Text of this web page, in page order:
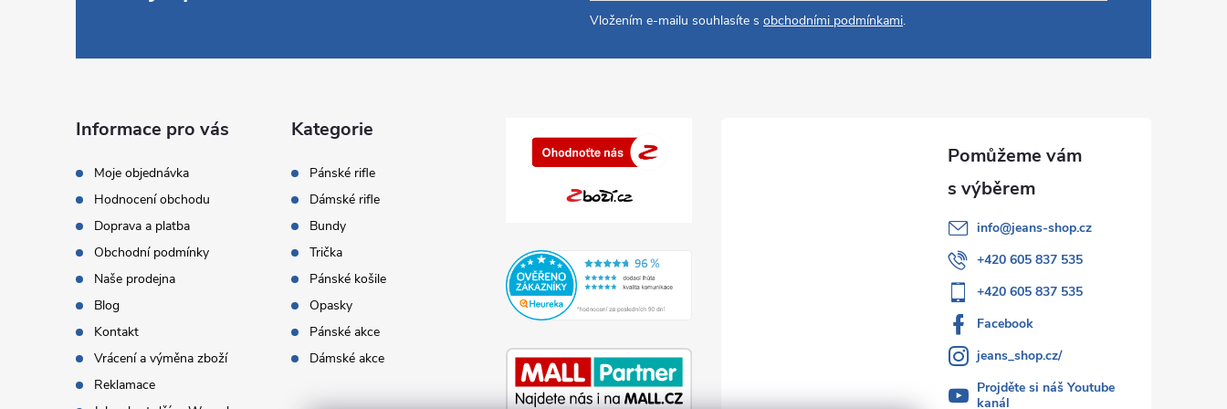
Vložením e-mailu souhlasíte s obchodními podmínkami.
Informace pro vás
Moje objednávka
Hodnocení obchodu
Doprava a platba
Obchodní podmínky
Naše prodejna
Blog
Kontakt
Vrácení a výměna zboží
Reklamace
Kategorie
Pánské rifle
Dámské rifle
Bundy
Trička
Pánské košile
Opasky
Pánské akce
Dámské akce
info@jeans-shop.cz
+420 605 837 535
+420 605 837 535
Facebook
jeans_shop.cz/
Projděte si náš Youtube
kanál